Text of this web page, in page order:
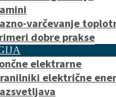
varčevanje
dobre prakse
elektrarne
električne